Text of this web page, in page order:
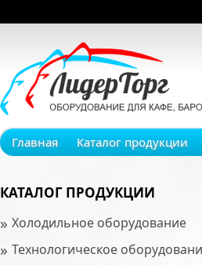
Главная Каталог продукции
КАТАЛОГ ПРОДУКЦИИ
» Холодильное оборудование
» Технологическое